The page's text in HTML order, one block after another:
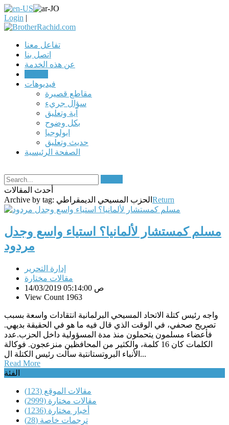
Login |
تفاعل معنا
اتصل بنا
عن هذه الخدمة
فيديوهات
مقاطع قصيرة
سؤال جريء
آية وتعليق
بكل وضوح
ابولوجيا
حديث وتعليق
الصفحة الرئيسية
أحدث المقالات
Archive by tag: الحزب المسيحي الديمقراطي Return
مسلم كمستشار لألمانيا؟ استياء واسع وجدل
مردود
إدارة التحرير
مقالات مختارة
14/03/2019 05:14:00 ص
View Count 1963
واجه رئيس كتلة الاتحاد المسيحي البرلمانية انتقادات واسعة بسبب
تصريح صحفي، في الوقت الذي قال فيه ما هو في الحقيقة بديهي.
فأعضاء مسلمون يتحملون منذ مدة المسؤولية داخل الحزب.عدد
الكلمات كان 16 كلمة، والكثير من المحافظين منزعجون. فوكالة
الأنباء البروتستانتية سألت رئيس الكتلة ال...
Read More
الفئة
مقالات الموقع (123)
مقالات مختارة (2999)
أخبار مختارة (1236)
ترجمات خاصة (28)